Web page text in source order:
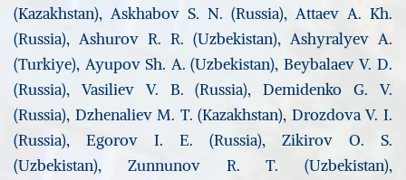
(Kazakhstan), Askhabov S. N. (Russia), Attaev A. Kh.
(Russia), Ashurov R. R. (Uzbekistan), Ashyralyev A.
(Turkiye), Ayupov Sh. A. (Uzbekistan), Beybalaev V. D.
(Russia), Vasiliev V. B. (Russia), Demidenko G. V.
(Russia), Dzhenaliev M. T. (Kazakhstan), Drozdova V. I.
(Russia), Egorov I. E. (Russia), Zikirov O. S.
(Uzbekistan), Zunnunov R. T. (Uzbekistan),